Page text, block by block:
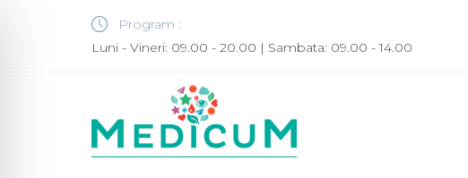
Program :
Luni - Vineri: 09.00 - 20.00 | Sambata: 09.00 - 14.00